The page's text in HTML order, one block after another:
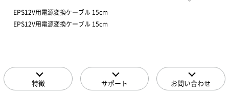
EPS12V用電源変換ケーブル 15cm
EPS12V用電源変換ケーブル 15cm
特徴 サポート お問い合わせ